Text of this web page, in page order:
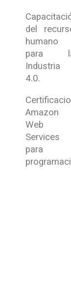
del
humano
para
Industria
4.0.
Amazon
Web
Services
para